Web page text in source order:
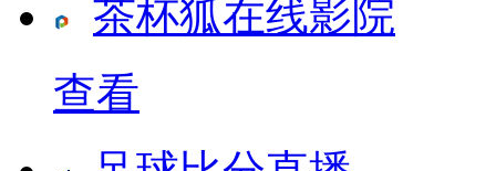
茶杯狐在线影院
查看